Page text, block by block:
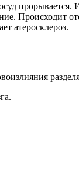
Происходит
атеросклероз.